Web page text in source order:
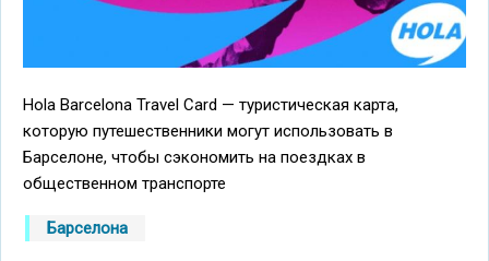
Hola Barcelona Travel Card — туристическая карта,
которую путешественники могут использовать в
Барселоне, чтобы сэкономить на поездках в
общественном транспорте
Барселона